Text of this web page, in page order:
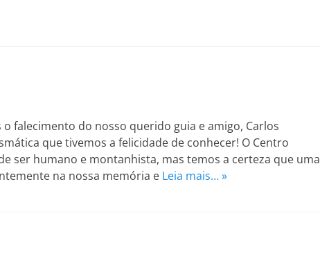
falecimento do nosso querido guia e amigo, Carlos
que tivemos a felicidade de conhecer! O Centro
ser humano e montanhista, mas temos a certeza que uma
na nossa memória e Leia mais… »